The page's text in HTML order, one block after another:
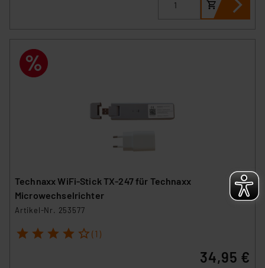
Technaxx WiFi-Stick TX-247 für Technaxx
Microwechselrichter
Artikel-Nr. 253577
1 2 3 4 5 (1)
34,95 €